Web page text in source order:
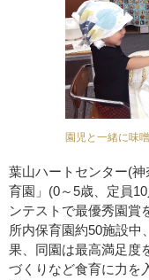
園児と一緒に味
葉山ハートセンター(
育園」(0～5歳、定員
ンテストで最優秀園賞
所内保育園約50施設中
果、同園は最高満足度
づくりなど食育に力を